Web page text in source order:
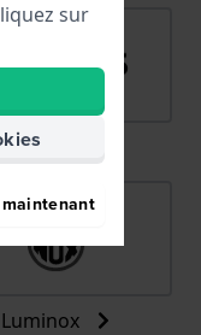
Lorus
Luminox
sur